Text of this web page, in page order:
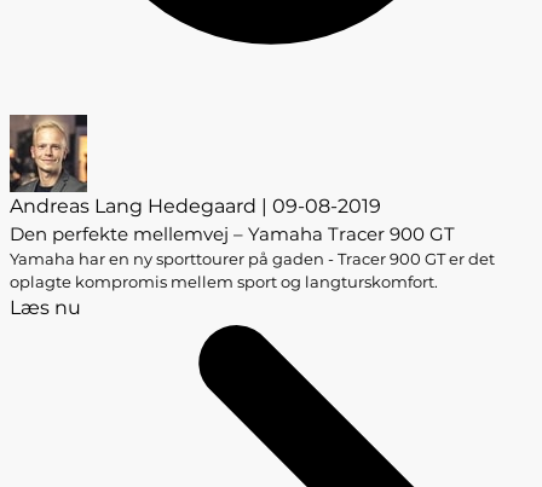
Andreas Lang Hedegaard | 09-08-2019
Den perfekte mellemvej – Yamaha Tracer 900 GT
Yamaha har en ny sporttourer på gaden - Tracer 900 GT er det
oplagte kompromis mellem sport og langturskomfort.
Læs nu